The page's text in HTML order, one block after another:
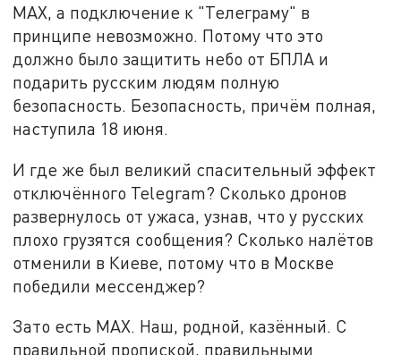
MAX, а подключение к "Телеграму" в
принципе невозможно. Потому что это
должно было защитить небо от БПЛА и
подарить русским людям полную
безопасность. Безопасность, причём полная,
наступила 18 июня.
И где же был великий спасительный эффект
отключённого Telegram? Сколько дронов
развернулось от ужаса, узнав, что у русских
плохо грузятся сообщения? Сколько налётов
отменили в Киеве, потому что в Москве
победили мессенджер?
Зато есть MAX. Наш, родной, казённый. С
правильной пропиской, правильными